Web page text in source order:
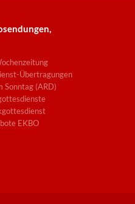
Übertragungen
Sonntag (ARD)
EKBO